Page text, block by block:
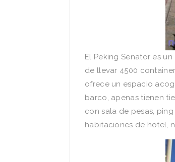
El Peking Senator es
de llevar 4500
ofrece un espacio
barco, apenas tienen
con sala de pesas,
habitaciones de hotel,